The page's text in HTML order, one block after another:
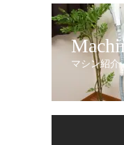
マシン紹介